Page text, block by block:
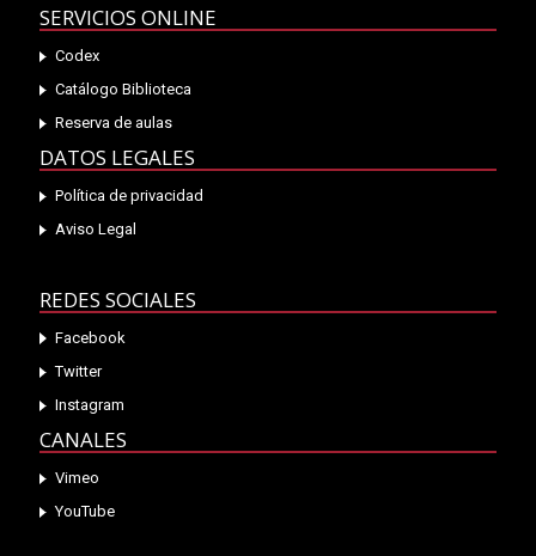
SERVICIOS ONLINE
Codex
Catálogo Biblioteca
Reserva de aulas
DATOS LEGALES
Política de privacidad
Aviso Legal
REDES SOCIALES
Facebook
Twitter
Instagram
CANALES
Vimeo
YouTube